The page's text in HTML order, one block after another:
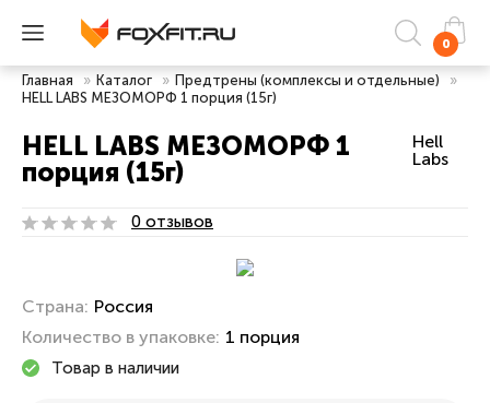
0
Главная » Каталог » Предтрены (комплексы и отдельные)
»
HELL LABS МЕЗОМОРФ 1 порция (15г)
HELL LABS МЕЗОМОРФ 1
порция (15г)
Hell
Labs
0 отзывов
Страна: Россия
Количество в упаковке: 1 порция
Товар в наличии